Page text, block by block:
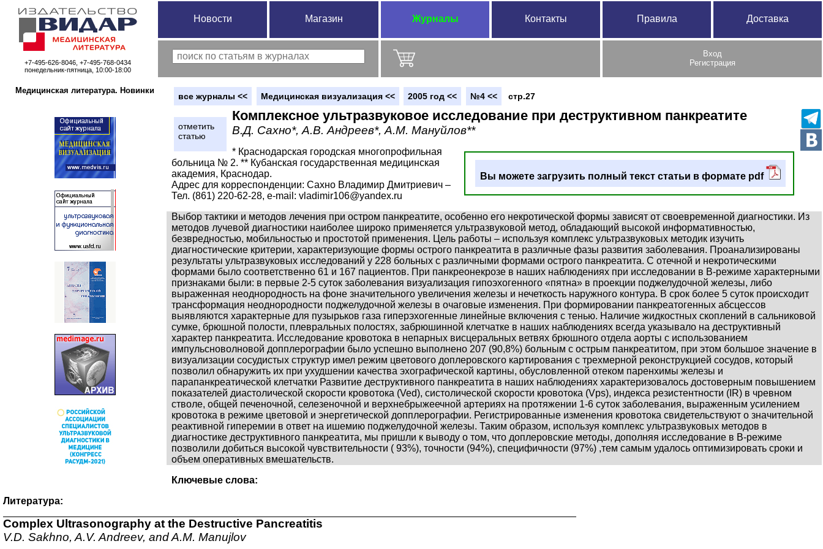
+7-495-626-8046, +7-495-768-0434
понедельник-пятница, 10:00-18:00
Новости Магазин Журналы Контакты Правила Доставка
Вход
Регистрация
Медицинская литература. Новинки
вce журналы << Медицинская визуализация << 2005 год << №4 << стр.27
отметить
статью
Комплексное ультразвуковое исследование при деструктивном панкреатите
В.Д. Сахно*, А.В. Андреев*, А.М. Мануйлов**
Вы можете загрузить полный текст статьи в формате pdf
* Краснодарская городская многопрофильная
больница № 2. ** Кубанская государственная медицинская
академия, Краснодар.
Адрес для корреспонденции: Сахно Владимир Дмитриевич –
Тел. (861) 220-62-28, e-mail: vladimir106@yandex.ru
Выбор тактики и методов лечения при остром панкреатите, особенно его некротической формы зависят от своевременной диагностики. Из
методов лучевой диагностики наиболее широко применяется ультразвуковой метод, обладающий высокой информативностью,
безвредностью, мобильностью и простотой применения. Цель работы – используя комплекс ультразвуковых методик изучить
диагностические критерии, характеризующие формы острого панкреатита в различные фазы развития заболевания. Проанализированы
результаты ультразвуковых исследований у 228 больных с различными формами острого панкреатита. С отечной и некротическими
формами было соответственно 61 и 167 пациентов. При панкреонекрозе в наших наблюдениях при исследовании в В-режиме характерными
признаками были: в первые 2-5 суток заболевания визуализация гипоэхогенного «пятна» в проекции поджелудочной железы, либо
выраженная неоднородность на фоне значительного увеличения железы и нечеткость наружного контура. В срок более 5 суток происходит
трансформация неоднородности поджелудочной железы в очаговые изменения. При формировании панкреатогенных абсцессов
выявляются характерные для пузырьков газа гиперэхогенные линейные включения с тенью. Наличие жидкостных скоплений в сальниковой
сумке, брюшной полости, плевральных полостях, забрюшинной клетчатке в наших наблюдениях всегда указывало на деструктивный
характер панкреатита. Исследование кровотока в непарных висцеральных ветвях брюшного отдела аорты с использованием
импульсноволновой допплерографии было успешно выполнено 207 (90,8%) больным с острым панкреатитом, при этом большое значение в
визуализации сосудистых структур имел режим цветового доплеровского картирования с трехмерной реконструкцией сосудов, который
позволил обнаружить их при ухудшении качества эхографической картины, обусловленной отеком паренхимы железы и
парапанкреатической клетчатки Развитие деструктивного панкреатита в наших наблюдениях характеризовалось достоверным повышением
показателей диастолической скорости кровотока (Ved), систолической скорости кровотока (Vps), индекса резистентности (IR) в чревном
стволе, общей печеночной, селезеночной и верхнебрыжеечной артериях на протяжении 1-6 суток заболевания, выраженным усилением
кровотока в режиме цветовой и энергетической допплерографии. Регистрированные изменения кровотока свидетельствуют о значительной
реактивной гиперемии в ответ на ишемию поджелудочной железы. Таким образом, используя комплекс ультразвуковых методов в
диагностике деструктивного панкреатита, мы пришли к выводу о том, что доплеровские методы, дополняя исследование в В-режиме
позволили добиться высокой чувствительности ( 93%), точности (94%), специфичности (97%) ,тем самым удалось оптимизировать сроки и
объем оперативных вмешательств.
Ключевые слова:
Литература:
Complex Ultrasonography at the Destructive Pancreatitis
V.D. Sakhno, A.V. Andreev, and A.M. Manujlov